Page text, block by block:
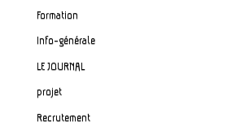
Formation
Info-générale
LE JOURNAL
projet
Recrutement